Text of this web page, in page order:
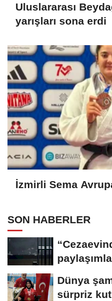
Uluslararası
yarışları sona erdi
İzmirli Sema
SON HABERLER
Dünya
sürpriz